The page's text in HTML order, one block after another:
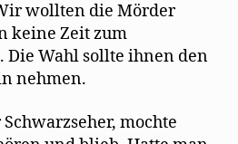
wollten die Mörder
keine Zeit zum
Die Wahl sollte ihnen den
nehmen.
mochte